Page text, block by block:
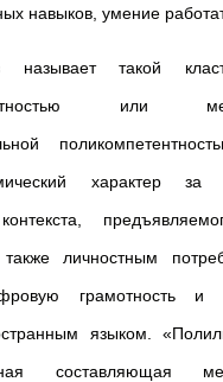
навыков, умение
называет такой
или
характер за
контекста,
личностным
грамотность и
языком.
составляющая